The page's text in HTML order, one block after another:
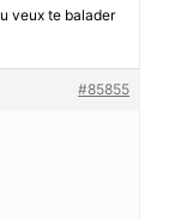
veux te balader
#85855